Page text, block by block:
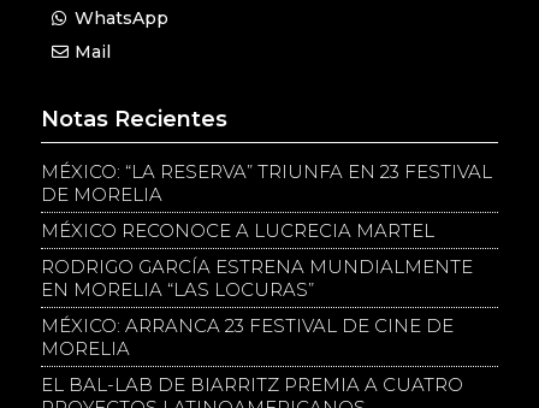
WhatsApp
Mail
Notas Recientes
MÉXICO: “LA RESERVA” TRIUNFA EN 23 FESTIVAL
DE MORELIA
MÉXICO RECONOCE A LUCRECIA MARTEL
RODRIGO GARCÍA ESTRENA MUNDIALMENTE
EN MORELIA “LAS LOCURAS”
MÉXICO: ARRANCA 23 FESTIVAL DE CINE DE
MORELIA
EL BAL-LAB DE BIARRITZ PREMIA A CUATRO